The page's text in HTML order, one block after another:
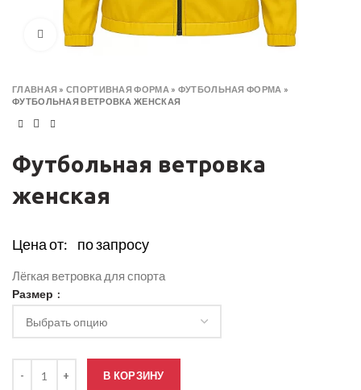
Click to enlarge
ГЛАВНАЯ »СПОРТИВНАЯ ФОРМА » ФУТБОЛЬНАЯ ФОРМА »
ФУТБОЛЬНАЯ ВЕТРОВКА ЖЕНСКАЯ
Футбольная ветровка
женская
Цена от: по запросу
Лёгкая ветровка для спорта
Размер
В КОРЗИНУ